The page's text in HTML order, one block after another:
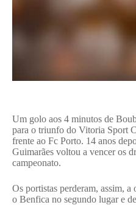
Um golo aos 4 minutos de
para o triunfo do Vitoria Sport
frente ao Fc Porto. 14 anos
Guimarães voltou a vencer os
campeonato.
Os portistas perderam, assim,
o Benfica no segundo lugar e